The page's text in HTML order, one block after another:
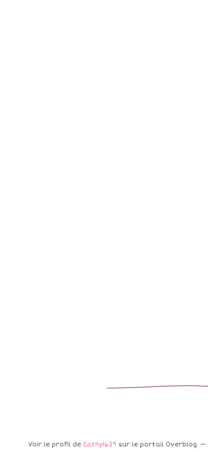
Voir le profil de Cathy1629 sur le portail Overblog